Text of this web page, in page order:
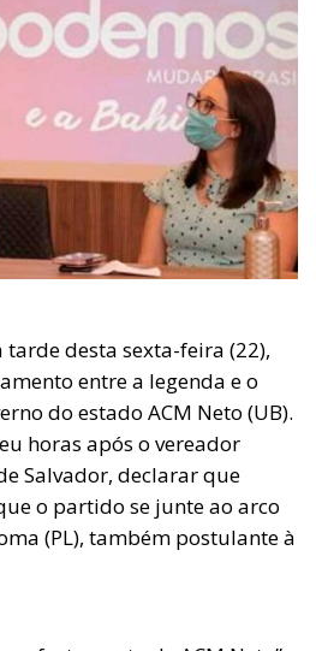
tarde desta sexta-feira (22),
entre a legenda e o
do estado ACM Neto (UB).
horas após o vereador
Salvador, declarar que
o partido se junte ao arco
(PL), também postulante à